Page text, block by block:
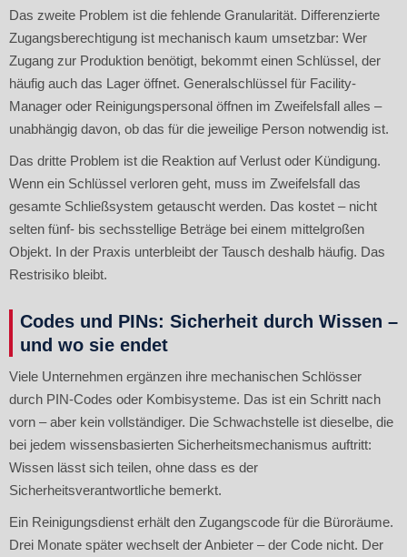
Das zweite Problem ist die fehlende Granularität. Differenzierte
Zugangsberechtigung ist mechanisch kaum umsetzbar: Wer
Zugang zur Produktion benötigt, bekommt einen Schlüssel, der
häufig auch das Lager öffnet. Generalschlüssel für Facility-
Manager oder Reinigungspersonal öffnen im Zweifelsfall alles –
unabhängig davon, ob das für die jeweilige Person notwendig ist.
Das dritte Problem ist die Reaktion auf Verlust oder Kündigung.
Wenn ein Schlüssel verloren geht, muss im Zweifelsfall das
gesamte Schließsystem getauscht werden. Das kostet – nicht
selten fünf- bis sechsstellige Beträge bei einem mittelgroßen
Objekt. In der Praxis unterbleibt der Tausch deshalb häufig. Das
Restrisiko bleibt.
Codes und PINs: Sicherheit durch Wissen –
und wo sie endet
Viele Unternehmen ergänzen ihre mechanischen Schlösser
durch PIN-Codes oder Kombisysteme. Das ist ein Schritt nach
vorn – aber kein vollständiger. Die Schwachstelle ist dieselbe, die
bei jedem wissensbasierten Sicherheitsmechanismus auftritt:
Wissen lässt sich teilen, ohne dass es der
Sicherheitsverantwortliche bemerkt.
Ein Reinigungsdienst erhält den Zugangscode für die Büroräume.
Drei Monate später wechselt der Anbieter – der Code nicht. Der